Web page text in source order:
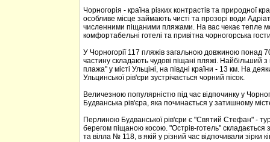
Чорногорія - країна різких контрастів та природної
особливе місце займають чисті та прозорі води
численними піщаними пляжами. На вас чекає тепле
комфортабельні готелі та привітна чорногорська
У Чорногорії 117 пляжів загальною довжиною понад
частину складають чудові піщані пляжі. Найбільший
плажа" у місті Ульціні, на півдні країни - 13 км. На
Ульцинської рів'єри зустрічається чорний пісок.
Величезною популярністю під час відпочинку у
Будванська рів'єра, яка починається у затишному
Перлиною Будванської рів'єри є "Святий Стефан" -
берегом піщаною косою. "Острів-готель"
та вілла № 118, в якій у різний час відпочивали зірки